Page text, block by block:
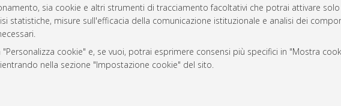
sia cookie e altri strumenti di tracciamento facoltativi che potrai attivare
statistiche, misure sull'efficacia della comunicazione istituzionale e analisi dei
cookie" e, se vuoi, potrai esprimere consensi più specifici in "Mostra
nella sezione "Impostazione cookie" del sito.
gestito da